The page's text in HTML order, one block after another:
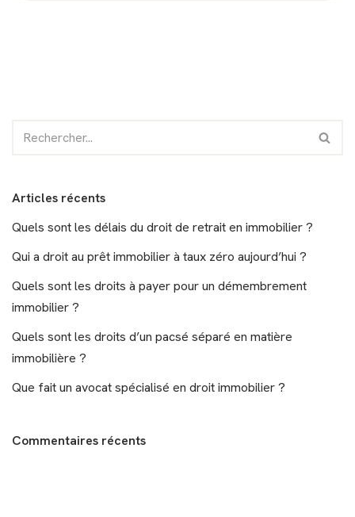
Articles récents
Quels sont les délais du droit de retrait en immobilier ?
Qui a droit au prêt immobilier à taux zéro aujourd’hui ?
Quels sont les droits à payer pour un démembrement
immobilier ?
Quels sont les droits d’un pacsé séparé en matière
immobilière ?
Que fait un avocat spécialisé en droit immobilier ?
Commentaires récents